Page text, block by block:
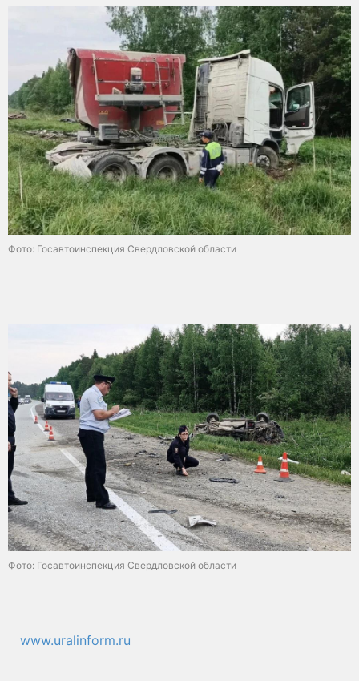
Фото: Госавтоинспекция Свердловской области
Фото: Госавтоинспекция Свердловской области
www.uralinform.ru